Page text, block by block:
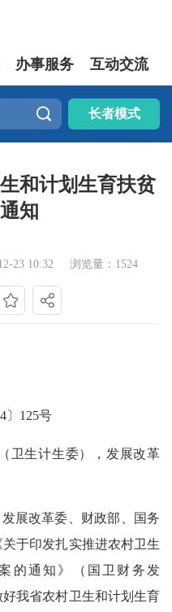
办事服务 互动交流
 长者模式
和计划生育扶贫
知
23 10:32 浏览量：1524
〕125号
卫生计生委），发展改革
展改革委、财政部、国务
于印发扎实推进农村卫生
的通知》（国卫财务发
好我省农村卫生和计划生育